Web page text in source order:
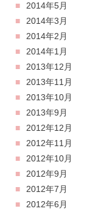
2014年5月
2014年3月
2014年2月
2014年1月
2013年12月
2013年11月
2013年10月
2013年9月
2012年12月
2012年11月
2012年10月
2012年9月
2012年7月
2012年6月